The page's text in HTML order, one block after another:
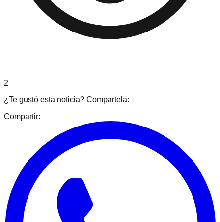
2
¿Te gustó esta noticia? Compártela:
Compartir: